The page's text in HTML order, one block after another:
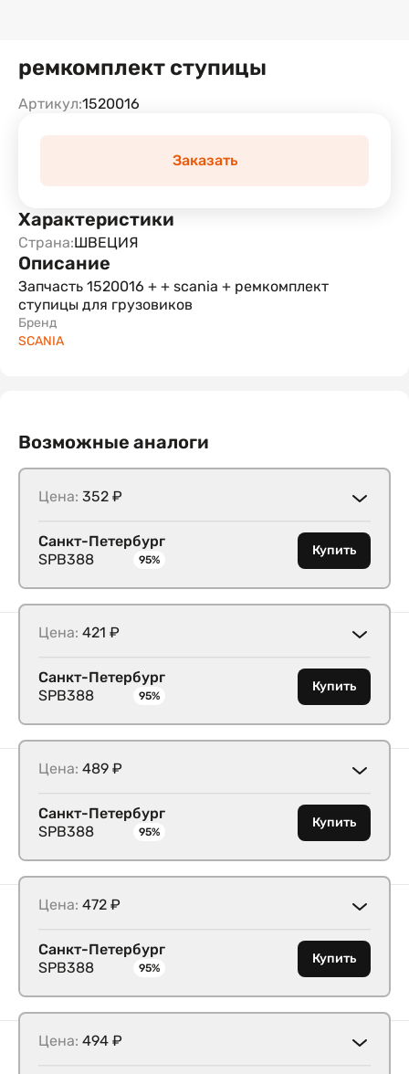
ремкомплект ступицы
Артикул:1520016
Заказать
Характеристики
Страна:ШВЕЦИЯ
Описание
Запчасть 1520016 + + scania + ремкомплект
ступицы для грузовиков
Бренд
SCANIA
Возможные аналоги
Цена: 352 ₽
Санкт-Петербург
SPB388
95%
Купить
Цена: 421 ₽
Санкт-Петербург
SPB388
95%
Купить
Цена: 489 ₽
Санкт-Петербург
SPB388
95%
Купить
Цена: 472 ₽
Санкт-Петербург
SPB388
95%
Купить
Цена: 494 ₽